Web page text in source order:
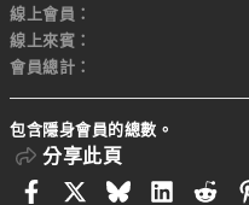
線上會員
線上來賓
會員總計
包含隱身會員的總數。
分享此頁
FacebookBluesky